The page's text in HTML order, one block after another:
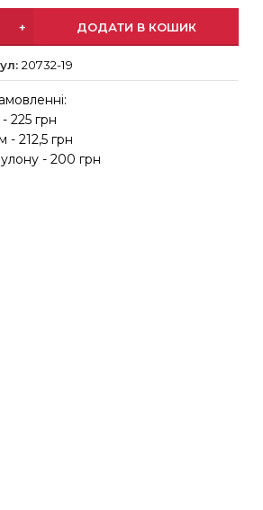
ДОДАТИ В КОШИК
20732-19
225 грн
- 212,5 грн
- 200 грн